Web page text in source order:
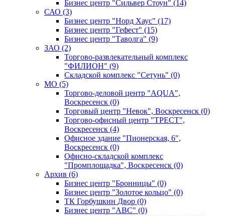
Бизнес центр "Сильвер Стоун" (14)
САО (3)
Бизнес центр "Норд Хаус" (17)
Бизнес центр "Гефест" (15)
Бизнес центр "Таволга" (9)
ЗАО (2)
Торгово-развлекательный комплекс
"ФИЛИОН" (9)
Складской комплекс "Сетунь" (0)
MO (5)
Торгово-деловой центр "AQUA",
Воскресенск (0)
Торговый центр "Невок", Воскресенск (0)
Торгово-офисный центр "ТРЕСТ",
Воскресенск (4)
Офисное здание "Пионерская, 6",
Воскресенск (0)
Офисно-складской комплекс
"Промплощадка", Воскресенск (0)
Архив (6)
Бизнес центр "Бронницы" (0)
Бизнес центр "Золотое кольцо" (0)
ТК Горбушкин Двор (0)
Бизнес центр "АВС" (0)